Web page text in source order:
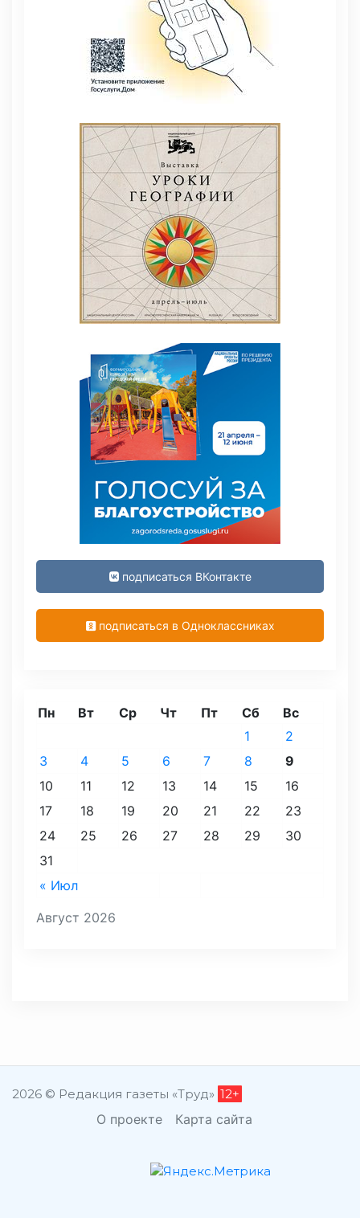
подписаться ВКонтакте
подписаться в Одноклассниках
Август 2026
Пн Вт Ср Чт Пт Сб Вс
« Июл
1
2
3
4 5 6 7 8
9
10
11 12 13 14 15
16
17
18 19 20 21 22
23
24
25 26 27 28 29
30
31
2026 © Редакция газеты «Труд» 12+
О проекте Карта сайта